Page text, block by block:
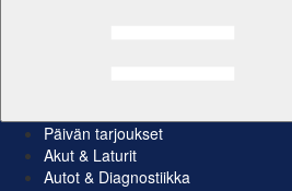
Päivän tarjoukset
Akut & Laturit
Autot & Diagnostiikka